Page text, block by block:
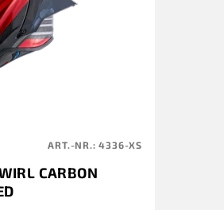
CARBON
ART.-NR.:4336-XS